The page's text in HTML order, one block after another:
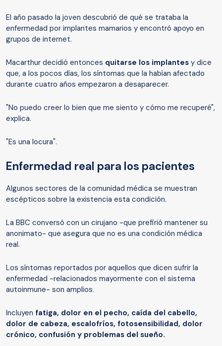
El año pasado la joven descubrió de qué se trataba la
enfermedad por implantes mamarios y encontró apoyo en
grupos de internet.
Macarthur decidió entonces quitarse los implantes y dice
que, a los pocos días, los síntomas que la habían afectado
durante cuatro años empezaron a desaparecer.
"No puedo creer lo bien que me siento y cómo me recuperé",
explica.
"Es una locura".
Enfermedad real para los pacientes
Algunos sectores de la comunidad médica se muestran
escépticos sobre la existencia esta condición.
La BBC conversó con un cirujano -que prefirió mantener su
anonimato- que asegura que no es una condición médica
real.
Los síntomas reportados por aquellos que dicen sufrir la
enfermedad -relacionados mayormente con el sistema
autoinmune- son amplios.
Incluyen fatiga, dolor en el pecho, caída del cabello,
dolor de cabeza, escalofríos, fotosensibilidad, dolor
crónico, confusión y problemas del sueño.